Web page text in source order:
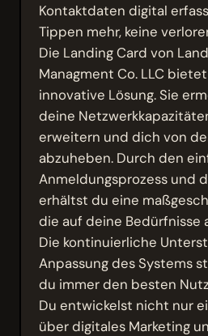
Kontaktdaten digital
Tippen mehr, keine
Die Landing Card von
Managment Co. LLC
innovative Lösung. Sie
deine
erweitern und dich von
abzuheben. Durch den
Anmeldungsprozess und
erhältst du eine
die auf deine Bedürfnisse
Die kontinuierliche
Anpassung des Systems
du immer den besten
Du entwickelst nicht nur
über digitales Marketing